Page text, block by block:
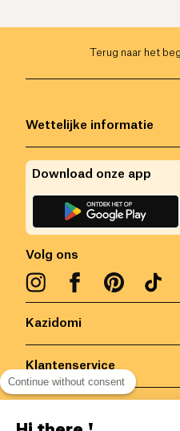
Terug naar het
Kazidomi
Klantenservice
Wettelijke informatie
Volg ons
Download onze app
Continue without consent